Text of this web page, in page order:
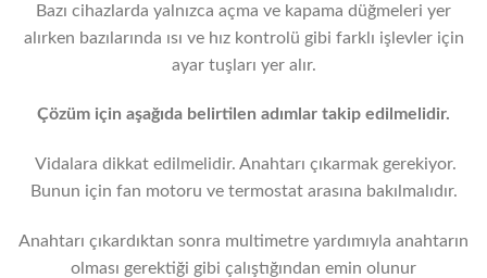
Bazı cihazlarda yalnızca açma ve kapama düğmeleri yer
alırken bazılarında ısı ve hız kontrolü gibi farklı işlevler için
ayar tuşları yer alır.
Çözüm için aşağıda belirtilen adımlar takip edilmelidir.
Vidalara dikkat edilmelidir. Anahtarı çıkarmak gerekiyor.
Bunun için fan motoru ve termostat arasına bakılmalıdır.
Anahtarı çıkardıktan sonra multimetre yardımıyla anahtarın
olması gerektiği gibi çalıştığından emin olunur